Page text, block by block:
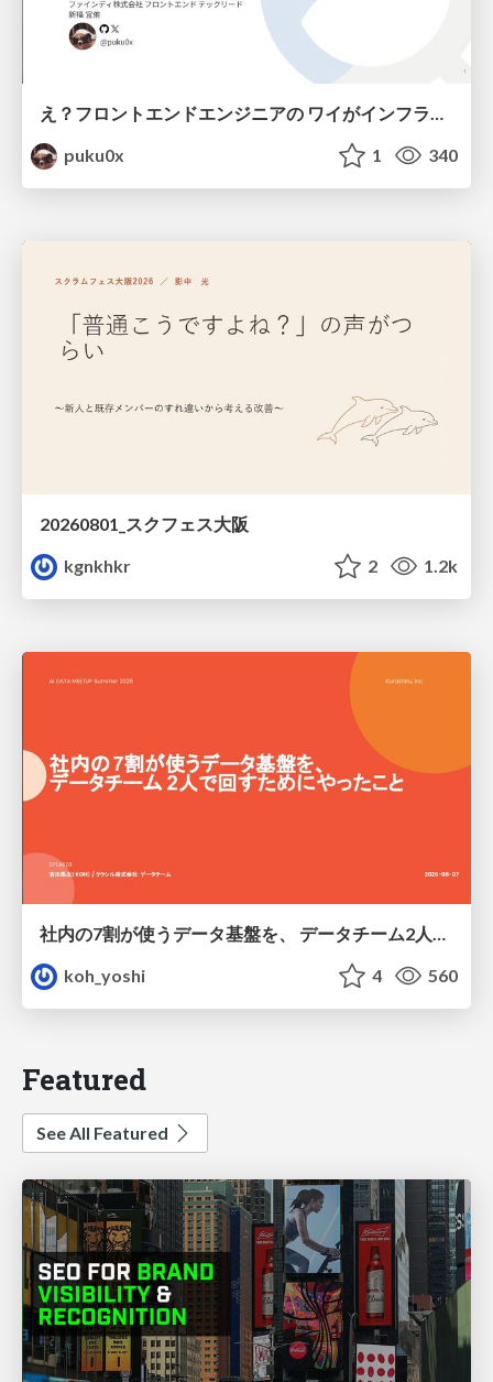
え？フロントエンドエンジニアの ワイがインフラも！？
puku0x
1 340
20260801_スクフェス大阪
kgnkhkr
2 1.2k
社内の7割が使うデータ基盤を、 データチーム2人で回すためにやったこと
koh_yoshi
4 560
Featured
See All Featured